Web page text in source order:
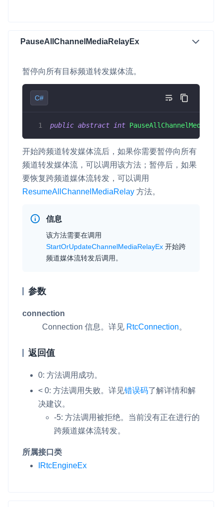
SDK 拓展插件
拓展 SDK 能力，打造更具个性化的音视频互动效果
媒体服务
输入在线媒体流
云端转码 RTMP 网关
RTC 服务端 SDK
与 RTC 客户端 SDK 互通，实现收发流
快速高效的文档转换解决方案
水晶球
全周期通话质量检测、回溯和分析方案
开通和管理声网各项产品服务的统一入口
PauseAllChannelMediaRelayEx
暂停向所有目标频道转发媒体流。
C#
public abstract int
开始跨频道转发媒体流后，如果你需要暂停向所有
频道转发媒体流，可以调用该方法；暂停后，如果
要恢复跨频道媒体流转发，可以调用
ResumeAllChannelMediaRelay 方法。
信息
该方法需要在调用
StartOrUpdateChannelMediaRelayEx 开始跨
频道媒体流转发后调用。
参数
connection
Connection 信息。详见 RtcConnection。
返回值
0: 方法调用成功。
< 0: 方法调用失败。详见错误码了解详情和解
决建议。
-5: 方法调用被拒绝。当前没有正在进行的
跨频道媒体流转发。
所属接口类
IRtcEngineEx